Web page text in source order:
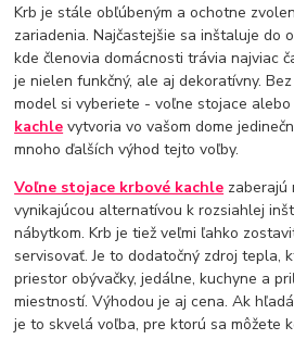
Krb je stále obľúbeným a ochotne
zariadenia. Najčastejšie sa inštaluje do
kde členovia domácnosti trávia najviac
je nielen funkčný, ale aj dekoratívny.
model si vyberiete - voľne stojace alebo
kachle vytvoria vo vašom dome
mnoho ďalších výhod tejto voľby.
Voľne stojace krbové kachle zaberajú
vynikajúcou alternatívou k rozsiahlej
nábytkom. Krb je tiež veľmi ľahko
servisovať. Je to dodatočný zdroj tepla,
priestor obývačky, jedálne, kuchyne a
miestností. Výhodou je aj cena. Ak
je to skvelá voľba, pre ktorú sa môžete